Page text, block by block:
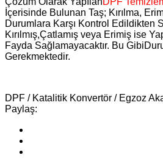
İçerisinde Bulunan Taş; Kırılma,
Durumlara Karşı Kontrol Edildikten
Kırılmış,Çatlamış veya Erimiş ise
Fayda Sağlamayacaktır. Bu
Gerekmektedir.
DPF / Katalitik Konvertör / Egzoz
Paylaş: